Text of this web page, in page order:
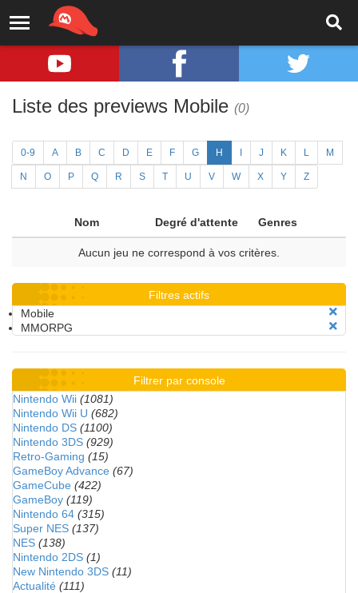
Liste des previews Mobile (0)
0-9 A B C D E F G H J K L M
N O P Q R S T U V W X Y Z
Nom Degré d'attente Genres
Aucun jeu ne correspond à vos critères.
Filtres actifs
Mobile
MMORPG
Filtrer par console
Nintendo Wii (1081)
Nintendo Wii U (682)
Nintendo DS (1100)
Nintendo 3DS (929)
Retro-Gaming (15)
GameBoy Advance (67)
GameCube (422)
GameBoy (119)
Nintendo 64 (315)
Super NES (137)
NES (138)
Nintendo 2DS (1)
New Nintendo 3DS (11)
Actualité (111)